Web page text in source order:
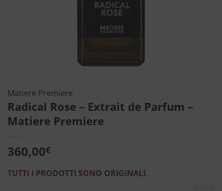
Matiere Premiere
Radical Rose – Extrait de Parfum –
Matiere Premiere
360,00€
TUTTI I PRODOTTI SONO ORIGINALI.